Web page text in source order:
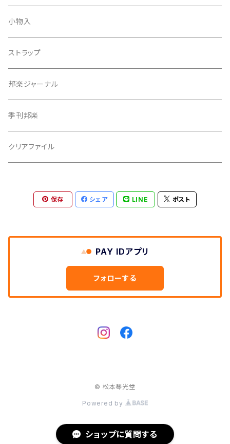
天神巾着
指すり
つぼシール
撥皮・撥皮のり
胴板
つや布巾
小物入
ストラップ
邦楽ジャーナル
季刊邦楽
クリアファイル
保存 シェア LINE ポスト
PAY IDアプリ
フォローする
© 松本琴光堂
Powered by
ショップに質問する